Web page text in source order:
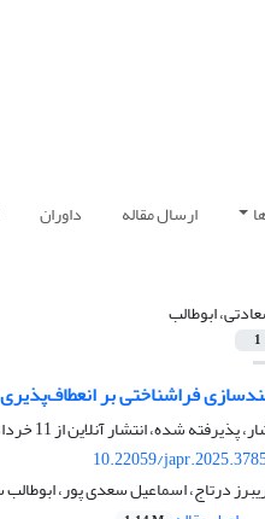
ارسال مقاله داوران
ابوطالب
1
فراشناختی بر
پذیرفته شده، انتشار آنلاین از11 خرداد 1404
10.22059/
درتاج، اسماعیل سعدی پور،